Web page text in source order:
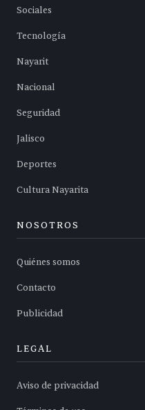
Sociales
Tecnología
Nayarit
Nacional
Seguridad
Jalisco
Deportes
Cultura Nayarita
NOSOTROS
Quiénes somos
Contacto
Publicidad
LEGAL
Aviso de privacidad